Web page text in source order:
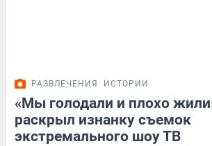
РАЗВЛЕЧЕНИЯ ИСТОРИИ
«Мы голодали и плохо
раскрыл изнанку съемок
экстремального шоу ТВ